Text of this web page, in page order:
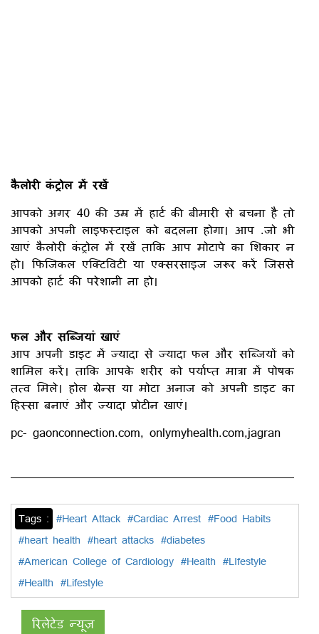
कैलोरी कंट्रोल में रखें
आपको अगर 40 की उम्र में हार्ट की बीमारी से बचना है तो
आपको अपनी लाइफस्टाइल को बदलना होगा। आप .जो भी
खाएं कैलोरी कंट्रोल में रखें ताकि आप मोटापे का शिकार न
हो। फिजिकल एक्टिविटी या एक्सरसाइज जरूर करें जिससे
आपको हार्ट की परेशानी ना हो।
फल और सब्जियां खाएं
आप अपनी डाइट में ज्यादा से ज्यादा फल और सब्जियों को
शामिल करें। ताकि आपके शरीर को पर्याप्त मात्रा में पोषक
तत्व मिले। होल ग्रेन्स या मोटा अनाज को अपनी डाइट का
हिस्सा बनाएं और ज्यादा प्रोटीन खाएं।
pc- gaonconnection.com, onlymyhealth.com,jagran
Tags : #Heart Attack #Cardiac Arrest #Food Habits
#heart health #heart attacks #diabetes
#American College of Cardiology #Health #LIfestyle
#Health #Lifestyle
रिलेटेड न्यूज़